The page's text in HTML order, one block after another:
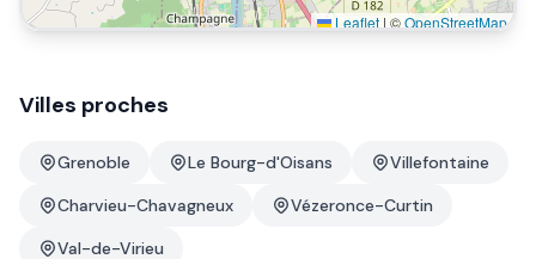
Leaflet | ©OpenStreetMap
Villes proches
Grenoble Le Bourg-d'Oisans
Villefontaine
Charvieu-Chavagneux
Vézeronce-Curtin
Val-de-Virieu